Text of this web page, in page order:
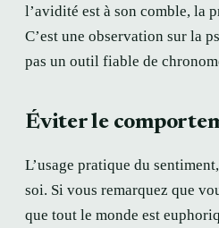
l’avidité est à son comble, la
C’est une observation sur la
pas un outil fiable de
Éviter le
L’usage pratique du
soi. Si vous remarquez que
que tout le monde est